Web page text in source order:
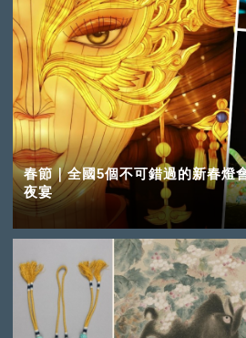
春節｜全國5個不可錯過的新春燈
夜宴